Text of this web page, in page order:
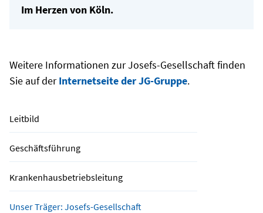
Leitbild
Geschäftsführung
Krankenhausbetriebsleitung
Unser Träger: Josefs-Gesellschaft
Im Herzen von Köln.
Weitere Informationen zur Josefs-Gesellschaft finden
Sie auf derInternetseite der JG-Gruppe.